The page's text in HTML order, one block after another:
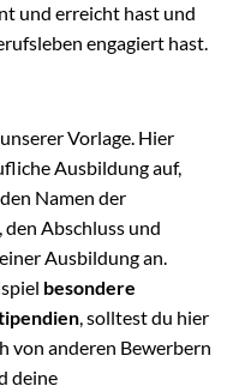
und erreicht hast und
engagiert hast.
Vorlage. Hier
Ausbildung auf,
Namen der
Abschluss und
Ausbildung an.
besondere
, solltest du hier
von anderen Bewerbern
deine